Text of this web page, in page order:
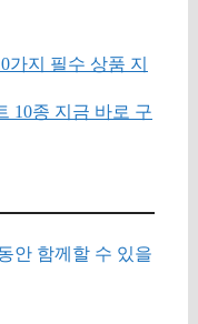
가지 필수 상품 지
10종 지금 바로 구
안 함께할 수 있을